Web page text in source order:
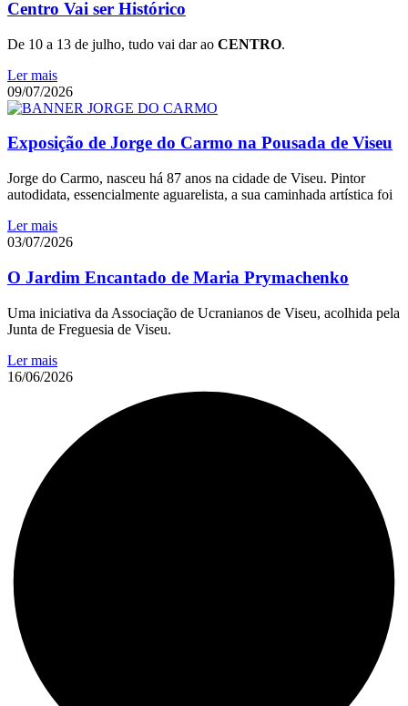
Centro Vai ser Histórico
De 10 a 13 de julho, tudo vai dar ao CENTRO.
Ler mais
09/07/2026
Exposição de Jorge do Carmo na Pousada de Viseu
Jorge do Carmo, nasceu há 87 anos na cidade de Viseu. Pintor
autodidata, essencialmente aguarelista, a sua caminhada artística foi
Ler mais
03/07/2026
O Jardim Encantado de Maria Prymachenko
Uma iniciativa da Associação de Ucranianos de Viseu, acolhida pela
Junta de Freguesia de Viseu.
Ler mais
16/06/2026